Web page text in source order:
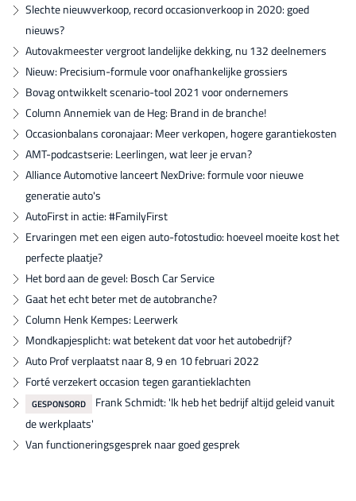
Slechte nieuwverkoop, record occasionverkoop in 2020: goed
nieuws?
Autovakmeester vergroot landelijke dekking, nu 132 deelnemers
Nieuw: Precisium-formule voor onafhankelijke grossiers
Bovag ontwikkelt scenario-tool 2021 voor ondernemers
Column Annemiek van de Heg: Brand in de branche!
Occasionbalans coronajaar: Meer verkopen, hogere garantiekosten
AMT-podcastserie: Leerlingen, wat leer je ervan?
Alliance Automotive lanceert NexDrive: formule voor nieuwe
generatie auto's
AutoFirst in actie: #FamilyFirst
Ervaringen met een eigen auto-fotostudio: hoeveel moeite kost het
perfecte plaatje?
Het bord aan de gevel: Bosch Car Service
Gaat het echt beter met de autobranche?
Column Henk Kempes: Leerwerk
Mondkapjesplicht: wat betekent dat voor het autobedrijf?
Auto Prof verplaatst naar 8, 9 en 10 februari 2022
Forté verzekert occasion tegen garantieklachten
GESPONSORD
Frank Schmidt: 'Ik heb het bedrijf altijd geleid vanuit
de werkplaats'
Van functioneringsgesprek naar goed gesprek